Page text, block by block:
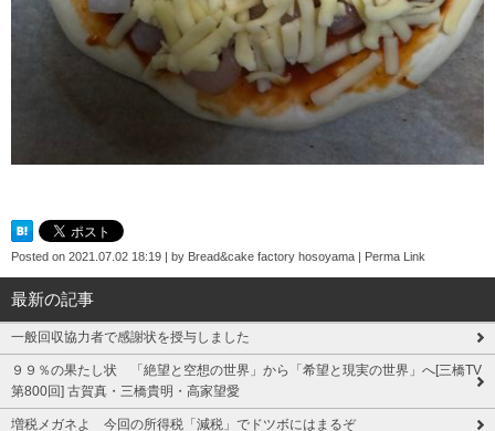
Posted on 2021.07.02 18:19 | by Bread&cake factory hosoyama | Perma Link
最新の記事
一般回収協力者で感謝状を授与しました
９９％の果たし状 「絶望と空想の世界」から「希望と現実の世界」へ[三橋TV
第800回] 古賀真・三橋貴明・高家望愛
増税メガネよ 今回の所得税「減税」でドツボにはまるぞ